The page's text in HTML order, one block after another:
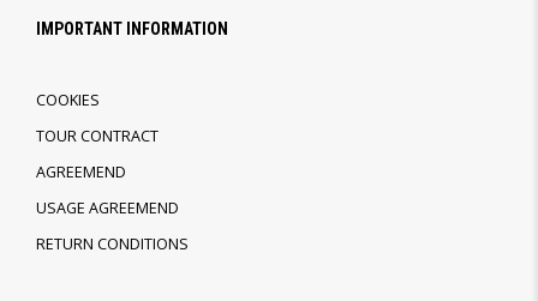
IMPORTANT INFORMATION
COOKIES
TOUR CONTRACT
AGREEMEND
USAGE AGREEMEND
RETURN CONDITIONS